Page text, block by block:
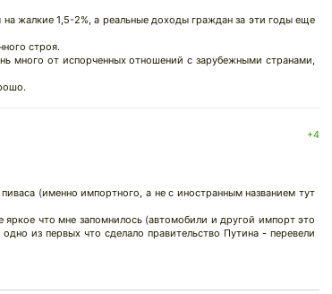
жалкие 1,5-2%, а реальные доходы граждан за эти годы еще
строя.
много от испорченных отношений с зарубежными странами,
+4
(именно импортного, а не с иностранным названием тут
что мне запомнилось (автомобили и другой импорт это
из первых что сделало правительство Путина - перевели